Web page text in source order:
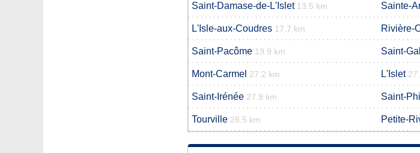
Saint-Damase-de-L'Islet 13.5 km Sainte-
L'Isle-aux-Coudres 17.7 km Rivière-
Saint-Pacôme 19.9 km Saint-
Mont-Carmel 27.2 km L'Islet
Saint-Irénée 27.9 km Saint-
Tourville 28.5 km Petite-